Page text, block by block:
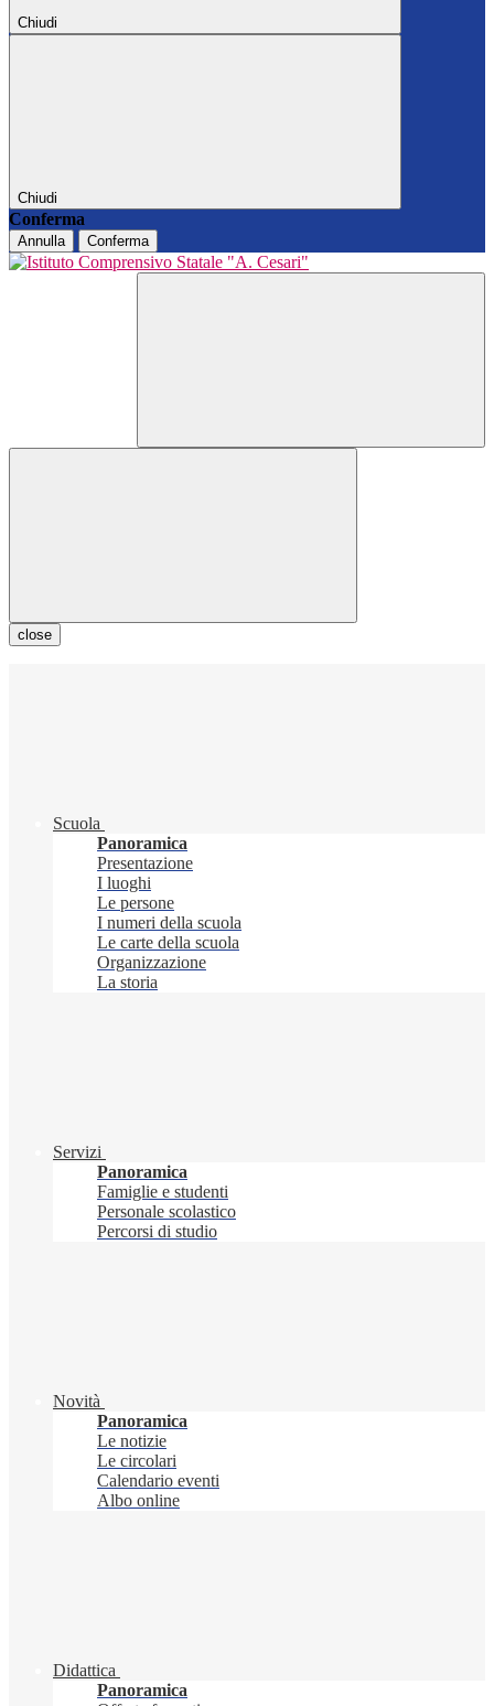
Chiudi
Chiudi
Conferma
Annulla Conferma
close
Scuola
Panoramica
Presentazione
I luoghi
Le persone
I numeri della scuola
Le carte della scuola
Organizzazione
La storia
Servizi
Panoramica
Famiglie e studenti
Personale scolastico
Percorsi di studio
Novità
Panoramica
Le notizie
Le circolari
Calendario eventi
Albo online
Didattica
Panoramica